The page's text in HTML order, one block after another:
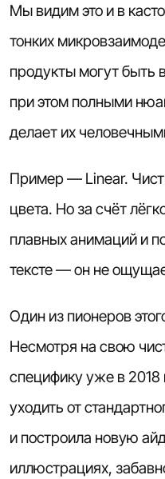
Мы видим это и в
тонких
продукты могут быть
при этом полными
делает их
Пример — Linear.
цвета. Но за счёт
плавных анимаций и
тексте — он не
Один из пионеров
Несмотря на свою
специфику уже в 2018
уходить от
и построила новую
иллюстрациях,